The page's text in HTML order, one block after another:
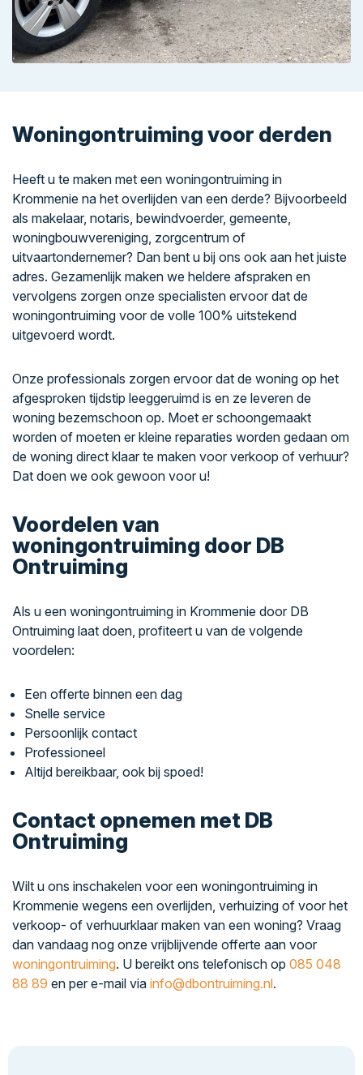
Woningontruiming voor derden
Heeft u te maken met een woningontruiming in
Krommenie na het overlijden van een derde? Bijvoorbeeld
als makelaar, notaris, bewindvoerder, gemeente,
woningbouwvereniging, zorgcentrum of
uitvaartondernemer? Dan bent u bij ons ook aan het juiste
adres. Gezamenlijk maken we heldere afspraken en
vervolgens zorgen onze specialisten ervoor dat de
woningontruiming voor de volle 100% uitstekend
uitgevoerd wordt.
Onze professionals zorgen ervoor dat de woning op het
afgesproken tijdstip leeggeruimd is en ze leveren de
woning bezemschoon op. Moet er schoongemaakt
worden of moeten er kleine reparaties worden gedaan om
de woning direct klaar te maken voor verkoop of verhuur?
Dat doen we ook gewoon voor u!
Voordelen van
woningontruiming door DB
Ontruiming
Als u een woningontruiming in Krommenie door DB
Ontruiming laat doen, profiteert u van de volgende
voordelen:
Een offerte binnen een dag
Snelle service
Persoonlijk contact
Professioneel
Altijd bereikbaar, ook bij spoed!
Contact opnemen met DB
Ontruiming
Wilt u ons inschakelen voor een woningontruiming in
Krommenie wegens een overlijden, verhuizing of voor het
verkoop- of verhuurklaar maken van een woning? Vraag
dan vandaag nog onze vrijblijvende offerte aan voor
woningontruiming. U bereikt ons telefonisch op 085 048
88 89 en per e-mail via info@dbontruiming.nl.